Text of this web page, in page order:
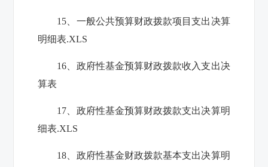
15、一般公共预算财政拨款项目支出决算
明细表.XLS
16、政府性基金预算财政拨款收入支出决
算表
17、政府性基金预算财政拨款支出决算明
细表.XLS
18、政府性基金财政拨款基本支出决算明